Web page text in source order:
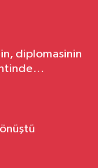
diplomasinin